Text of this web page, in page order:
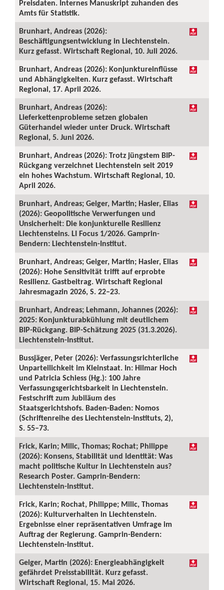
Preisdaten. Internes Manuskript zuhanden des
Amts für Statistik.
Brunhart, Andreas (2026):
Beschäftigungsentwicklung in Liechtenstein.
Kurz gefasst. Wirtschaft Regional, 10. Juli 2026.
Brunhart, Andreas (2026): Konjunktureinflüsse
und Abhängigkeiten. Kurz gefasst. Wirtschaft
Regional, 17. April 2026.
Brunhart, Andreas (2026):
Lieferkettenprobleme setzen globalen
Güterhandel wieder unter Druck. Wirtschaft
Regional, 5. Juni 2026.
Brunhart, Andreas (2026): Trotz jüngstem BIP-
Rückgang verzeichnet Liechtenstein seit 2019
ein hohes Wachstum. Wirtschaft Regional, 10.
April 2026.
Brunhart, Andreas; Geiger, Martin; Hasler, Elias
(2026): Geopolitische Verwerfungen und
Unsicherheit: Die konjunkturelle Resilienz
Liechtensteins. LI Focus 1/2026. Gamprin-
Bendern: Liechtenstein-Institut.
Brunhart, Andreas; Geiger, Martin; Hasler, Elias
(2026): Hohe Sensitivität trifft auf erprobte
Resilienz. Gastbeitrag. Wirtschaft Regional
Jahresmagazin 2026, S. 22–23.
Brunhart, Andreas; Lehmann, Johannes (2026):
2025: Konjunkturabkühlung mit deutlichem
BIP-Rückgang. BIP-Schätzung 2025 (31.3.2026).
Liechtenstein-Institut.
Bussjäger, Peter (2026): Verfassungsrichterliche
Unparteilichkeit im Kleinstaat. In: Hilmar Hoch
und Patricia Schiess (Hg.): 100 Jahre
Verfassungsgerichtsbarkeit in Liechtenstein.
Festschrift zum Jubiläum des
Staatsgerichtshofs. Baden-Baden: Nomos
(Schriftenreihe des Liechtenstein-Instituts, 2),
S. 55–73.
Frick, Karin; Milic, Thomas; Rochat; Philippe
(2026): Konsens, Stabilität und Identität: Was
macht politische Kultur in Liechtenstein aus?
Research Poster. Gamprin-Bendern:
Liechtenstein-Institut.
Frick, Karin; Rochat, Philippe; Milic, Thomas
(2026): Kulturverhalten in Liechtenstein.
Ergebnisse einer repräsentativen Umfrage im
Auftrag der Regierung. Gamprin-Bendern:
Liechtenstein-Institut.
Geiger, Martin (2026): Energieabhängigkeit
gefährdet Preisstabilität. Kurz gefasst.
Wirtschaft Regional, 15. Mai 2026.